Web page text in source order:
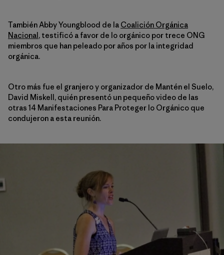
También Abby Youngblood de la Coalición Orgánica
Nacional , testificó a favor de lo orgánico por trece ONG
miembros que han peleado por años por la integridad
orgánica.
Otro más fue el granjero y organizador de Mantén el Suelo,
David Miskell, quién presentó un pequeño video de las
otras 14 Manifestaciones Para Proteger lo Orgánico que
condujeron a esta reunión.